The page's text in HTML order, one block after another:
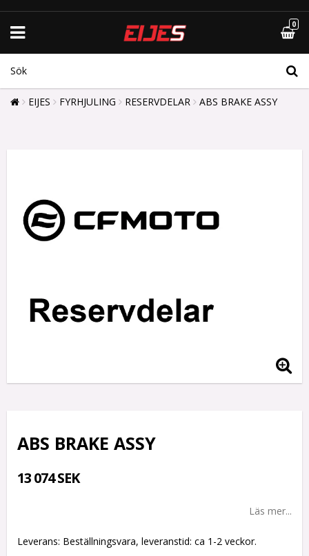
0
EIJES FYRHJULING RESERVDELAR ABS BRAKE ASSY
ABS BRAKE ASSY
13 074 SEK
Läs mer...
Leverans: Beställningsvara, leveranstid: ca 1-2 veckor.